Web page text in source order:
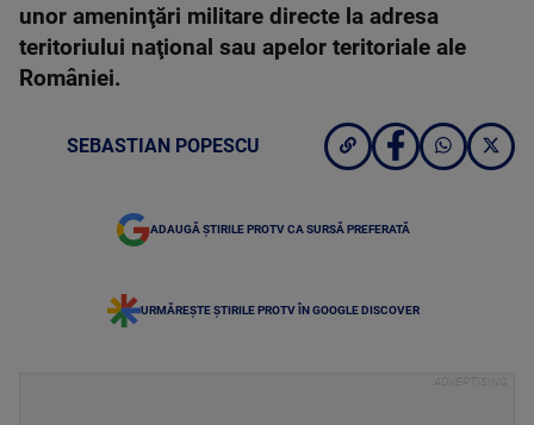
unor ameninţări militare directe la adresa
teritoriului naţional sau apelor teritoriale ale
României.
SEBASTIAN POPESCU
ADAUGĂ ȘTIRILE PROTV CA SURSĂ PREFERATĂ
URMĂREȘTE ȘTIRILE PROTV ÎN GOOGLE DISCOVER